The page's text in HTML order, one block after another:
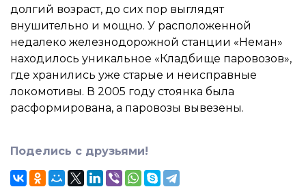
долгий возраст, до сих пор выглядят
внушительно и мощно. У расположенной
недалеко железнодорожной станции «Неман»
находилось уникальное «Кладбище паровозов»,
где хранились уже старые и неисправные
локомотивы. В 2005 году стоянка была
расформирована, а паровозы вывезены.
Поделись с друзьями!